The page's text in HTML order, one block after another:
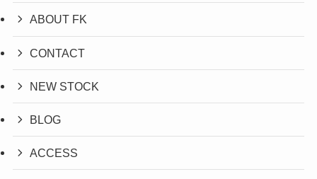
ABOUT FK
CONTACT
NEW STOCK
BLOG
ACCESS